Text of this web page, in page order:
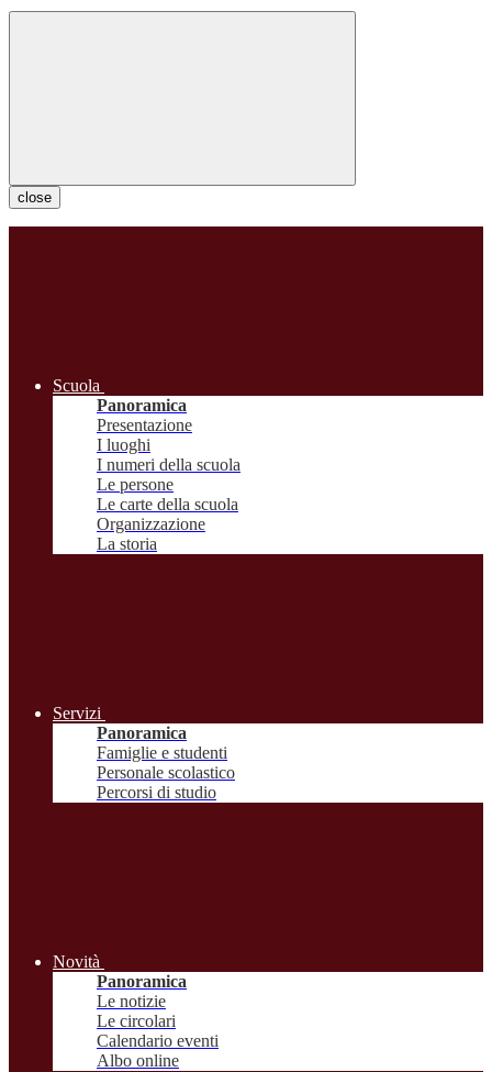
close
Scuola
Panoramica
Presentazione
I luoghi
I numeri della scuola
Le persone
Le carte della scuola
Organizzazione
La storia
Servizi
Panoramica
Famiglie e studenti
Personale scolastico
Percorsi di studio
Novità
Panoramica
Le notizie
Le circolari
Calendario eventi
Albo online